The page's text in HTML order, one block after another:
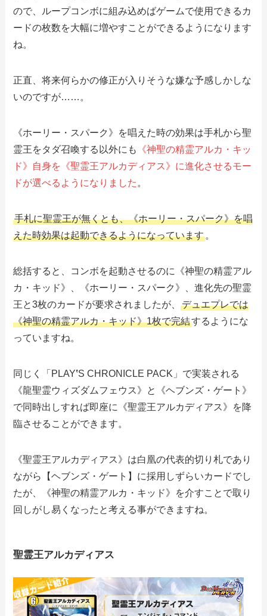
ので、ループコンボに組み込めばゲームで使用できるカ
ードの枚数を大幅に増やすことができるようになります
ね。
正直、将来何らかの修正が入りそうな嫌な予感しかしな
いのですが……。
《ホーリー・スパーク》を唱えた時の効果は手札から聖
霊王をタダ召喚する以外にも
《神聖の精霊アルカ・キッ
ド》自身を《聖霊王アルカディアス》に進化させるモー
ドが選べるようになりました 。
手札に聖霊王が無くとも、《ホーリー・スパーク》を唱
えた時効果は起動できるようになっています 。
総括すると、コンボを起動させるのに《神聖の精霊アル
カ・キッド》、《ホーリー・スパーク》、進化先の聖霊
王と3枚のカードが要求されましたが、デュエプレでは
《神聖の精霊アルカ・キッド》1枚で完結するようにな
っていますね。
同じく「PLAY‛S CHRONICLE PACK」で実装される
《龍聖霊ウィズダムフェウス》と《ヘブンズ・ゲート》
で同時出しすれば即座に《聖霊王アルカディアス》を降
臨させることができます。
《聖霊王アルカディアス》は白凰の代表的切り札であり
ながら【ヘブンズ・ゲート】に採用しずらいカードでし
たが、《神聖の精霊アルカ・キッド》を介すことで取り
回しがし易くなったと考える事ができますね。
聖霊王アルカディアス